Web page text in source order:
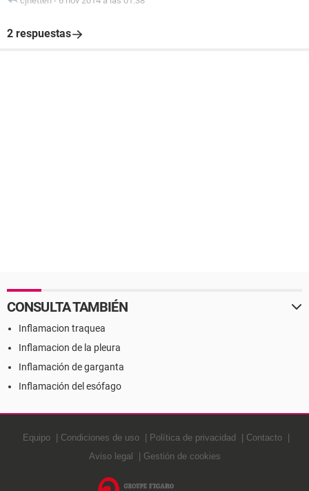
2 respuestas
CONSULTA TAMBIÉN
Inflamacion traquea
Inflamacion de la pleura
Inflamación de garganta
Inflamación del esófago
Equipo Condiciones de uso Política de privacidad
Contacto
Aviso legal
Gestión de cookies